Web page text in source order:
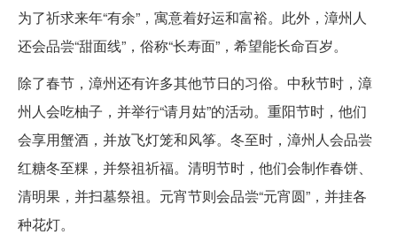
为了祈求来年“有余”，寓意着好运和富裕。此外，漳州人
还会品尝“甜面线”，俗称“长寿面”，希望能长命百岁。
除了春节，漳州还有许多其他节日的习俗。中秋节时，漳
州人会吃柚子，并举行“请月姑”的活动。重阳节时，他们
会享用蟹酒，并放飞灯笼和风筝。冬至时，漳州人会品尝
红糖冬至粿，并祭祖祈福。清明节时，他们会制作春饼、
清明果，并扫墓祭祖。元宵节则会品尝“元宵圆”，并挂各
种花灯。